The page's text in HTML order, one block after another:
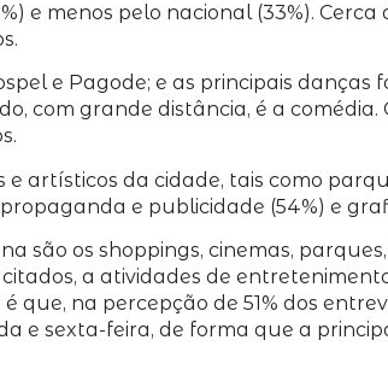
e menos pelo nacional (33%). Cerca
e Pagode; e as principais danças
com grande distância, é a comédia.
artísticos da cidade, tais como
e publicidade (54%) e
são os shoppings, cinemas,
a atividades de
na percepção de 51% dos
e sexta-feira, de forma que a